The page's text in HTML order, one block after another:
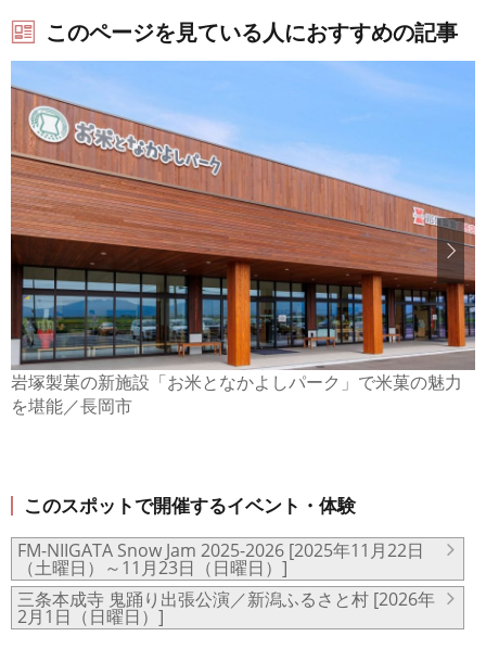
このページを見ている人におすすめの記事
岩塚製菓の新施設「お米となかよしパーク」で米菓の魅力
を堪能／長岡市
このスポットで開催するイベント・体験
FM-NIIGATA Snow Jam 2025-2026 [2025年11月22日
（土曜日）～11月23日（日曜日）]
三条本成寺 鬼踊り出張公演／新潟ふるさと村 [2026年
2月1日（日曜日）]